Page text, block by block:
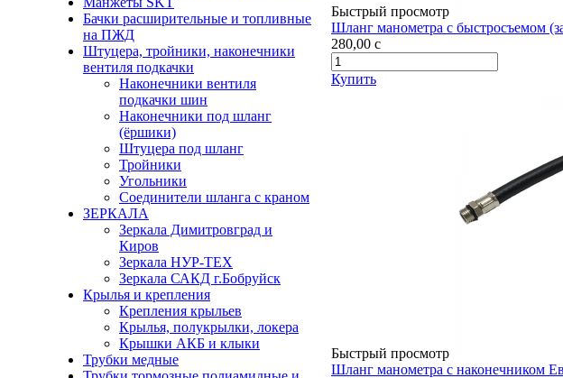
Бачки расширительные и топливные
на ПЖД
Штуцера, тройники, наконечники
вентиля подкачки
Наконечники вентиля
подкачки шин
Наконечники под шланг
(ёршики)
Штуцера под шланг
Тройники
Угольники
Соединители шланга с краном
ЗЕРКАЛА
Зеркала Димитровград и
Киров
Зеркала НУР-ТЕХ
Зеркала САКД г.Бобруйск
Крылья и крепления
Крепления крыльев
Крылья, полукрылки, локера
Крышки АКБ и клыки
Трубки медные
Быстрый просмотр
Шланг манометра с быстросъемом
280,00 c
Купить
Быстрый просмотр
Шланг манометра с наконечником